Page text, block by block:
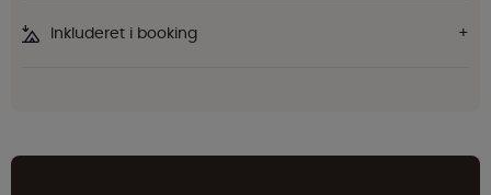
Inkluderet i booking